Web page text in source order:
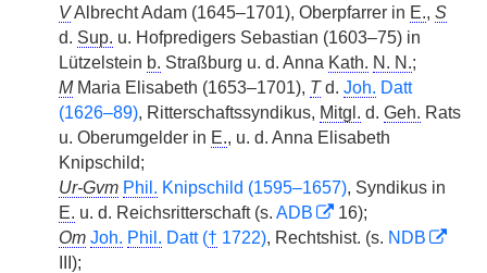
VAlbrecht Adam (1645–1701), Oberpfarrer in E., S
d. Sup. u. Hofpredigers Sebastian (1603–75) in
Lützelstein b. Straßburg u. d. Anna Kath. N. N.;
MMaria Elisabeth (1653–1701), Td. Joh. Datt
(1626–89), Ritterschaftssyndikus, Mitgl. d. Geh. Rats
u. Oberumgelder in E., u. d. Anna Elisabeth
Knipschild;
Ur-Gvm Phil. Knipschild (1595–1657), Syndikus in
E. u. d. Reichsritterschaft (s. ADB
16);
Om Joh. Phil. Datt († 1722), Rechtshist. (s. NDB
III);